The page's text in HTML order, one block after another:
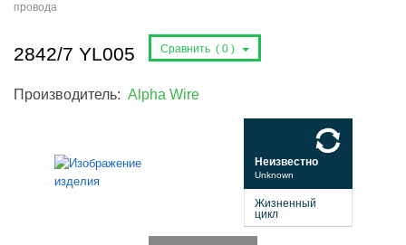
провода
2842/7 YL005 Сравнить ( 0 )
Производитель: Alpha Wire